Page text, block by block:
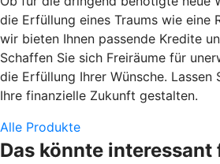
die Erfüllung eines Traums wie eine
wir bieten Ihnen passende Kredite
Schaffen Sie sich Freiräume für
die Erfüllung Ihrer Wünsche. Lassen
Ihre finanzielle Zukunft gestalten.
Alle Produkte
Das könnte interessant